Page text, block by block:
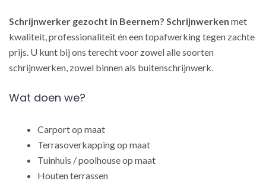
Schrijnwerker gezocht in Beernem? Schrijnwerken met
kwaliteit, professionaliteit én een topafwerking tegen zachte
prijs. U kunt bij ons terecht voor zowel alle soorten
schrijnwerken, zowel binnen als buitenschrijnwerk.
Wat doen we?
Carport op maat
Terrasoverkapping op maat
Tuinhuis / poolhouse op maat
Houten terrassen